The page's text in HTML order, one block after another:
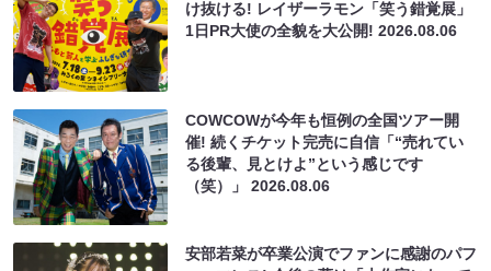
け抜ける! レイザーラモン「笑う錯覚展」
1日PR大使の全貌を大公開!2026.08.06
COWCOWが今年も恒例の全国ツアー開
催! 続くチケット完売に自信「“売れてい
る後輩、見とけよ”という感じです
（笑）」2026.08.06
安部若菜が卒業公演でファンに感謝のパフ